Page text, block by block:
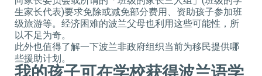
生家长代表)要求免除或减免部分费用、资助孩子参加班
级旅游等。经济困难的波兰父母也利用这些可能性，所
以不足为奇。
此外也值得了解一下波兰非政府组织当前为移民提供哪
些援助计划。
我的孩子可在学校获得波兰语学